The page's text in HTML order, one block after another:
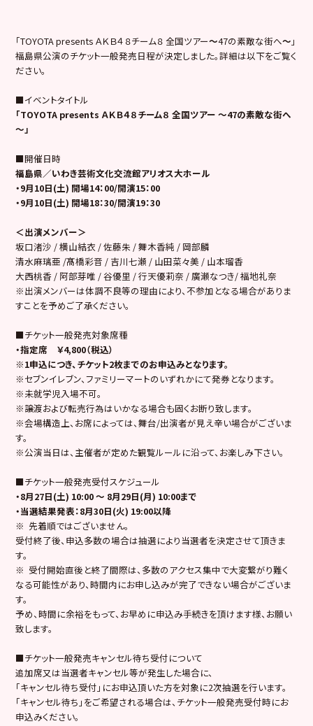
「TOYOTA presents ＡＫＢ４８チーム８ 全国ツアー～47の素敵な街へ～ 」
福島県公演のチケット一般発売日程が決定しました。詳細は以下をご覧く
ださい。
■イベントタイトル
「TOYOTA presents ＡＫＢ４８チーム８ 全国ツアー ～47の素敵な街へ
～」
■開催日時
福島県／いわき芸術文化交流館アリオス大ホール
・9月10日(土) 開場14：00/開演15：00
・9月10日(土) 開場18：30/開演19：30
＜出演メンバー＞
坂口渚沙 / 横山結衣 / 佐藤朱 / 舞木香純 / 岡部麟
清水麻璃亜 /髙橋彩音 / 吉川七瀬 / 山田菜々美 / 山本瑠香
大西桃香 / 阿部芽唯 / 谷優里 / 行天優莉奈 / 廣瀬なつき/ 福地礼奈
※出演メンバーは体調不良等の理由により、不参加となる場合がありま
すことを予めご了承ください。
■チケット一般発売対象席種
・指定席 ￥4,800（税込）
※1申込につき、チケット2枚までのお申込みとなります。
※セブンイレブン、ファミリーマートのいずれかにて発券となります。
※未就学児入場不可。
※譲渡および転売行為はいかなる場合も固くお断り致します。
※会場構造上、お席によっては、舞台/出演者が見え辛い場合がございま
す。
※公演当日は、主催者が定めた観覧ルールに沿って、お楽しみ下さい。
■チケット一般発売受付スケジュール
・8月27日(土) 10:00 ～ 8月29日(月) 10:00まで
・当選結果発表：8月30日(火) 19:00以降
※ 先着順ではございません。
受付終了後、申込多数の場合は抽選により当選者を決定させて頂きま
す。
※ 受付開始直後と終了間際は、多数のアクセス集中で大変繋がり難く
なる可能性があり、時間内にお申し込みが完了できない場合がございま
す。
予め、時間に余裕をもって、お早めに申込み手続きを頂けます様、お願い
致します。
■チケット一般発売キャンセル待ち受付について
追加席又は当選者キャンセル等が発生した場合に、
「キャンセル待ち受付」にお申込頂いた方を対象に2次抽選を行います。
「キャンセル待ち」をご希望される場合は、チケット一般発売受付時にお
申込みください。